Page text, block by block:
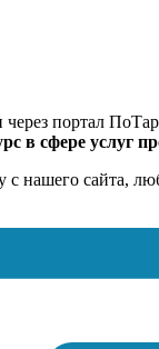
портал
в сфере услуг
с нашего сайта,